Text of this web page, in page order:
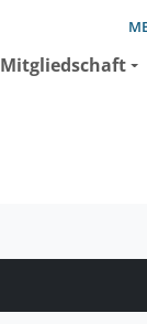
Mitgliedschaft